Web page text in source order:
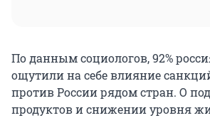
По данным социологов, 92%
ощутили на себе влияние
против России рядом стран. О
продуктов и снижении уровня